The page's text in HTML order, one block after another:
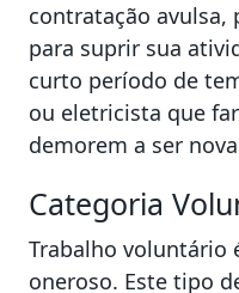
contratação
para suprir sua
curto período de
ou eletricista que
demorem a ser
Categoria
Trabalho voluntário
oneroso. Este tipo